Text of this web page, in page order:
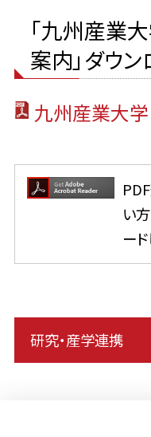
「九州産業
案内」ダウ
九州産業大
い
ー
研究・産学連携